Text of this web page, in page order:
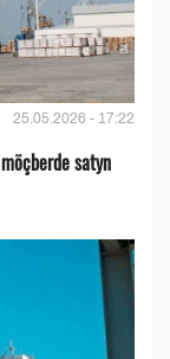
25.05.2026 - 17:22
satyn